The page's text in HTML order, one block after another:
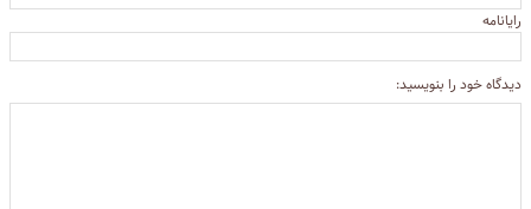
رایانامه
دیدگاه خود را بنویسید: